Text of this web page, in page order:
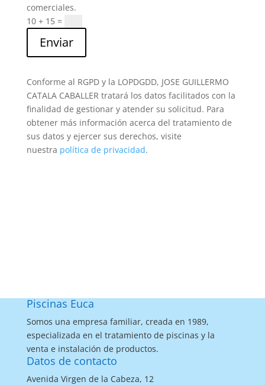
comerciales.
10 + 15=
Enviar
Conforme al RGPD y la LOPDGDD, JOSE GUILLERMO
CATALA CABALLER tratará los datos facilitados con la
finalidad de gestionar y atender su solicitud. Para
obtener más información acerca del tratamiento de
sus datos y ejercer sus derechos, visite
nuestra política de privacidad.
Piscinas Euca
Somos una empresa familiar, creada en 1989,
especializada en el tratamiento de piscinas y la
venta e instalación de productos.
Datos de contacto
Avenida Virgen de la Cabeza, 12